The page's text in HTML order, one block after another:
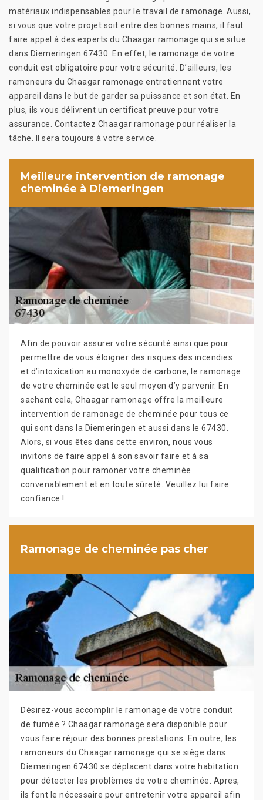
matériaux indispensables pour le travail de ramonage. Aussi,
si vous que votre projet soit entre des bonnes mains, il faut
faire appel à des experts du Chaagar ramonage qui se situe
dans Diemeringen 67430. En effet, le ramonage de votre
conduit est obligatoire pour votre sécurité. D’ailleurs, les
ramoneurs du Chaagar ramonage entretiennent votre
appareil dans le but de garder sa puissance et son état. En
plus, ils vous délivrent un certificat preuve pour votre
assurance. Contactez Chaagar ramonage pour réaliser la
tâche. Il sera toujours à votre service.
Meilleure intervention de ramonage
cheminée à Diemeringen
Afin de pouvoir assurer votre sécurité ainsi que pour
permettre de vous éloigner des risques des incendies
et d’intoxication au monoxyde de carbone, le ramonage
de votre cheminée est le seul moyen d’y parvenir. En
sachant cela, Chaagar ramonage offre la meilleure
intervention de ramonage de cheminée pour tous ce
qui sont dans la Diemeringen et aussi dans le 67430.
Alors, si vous êtes dans cette environ, nous vous
invitons de faire appel à son savoir faire et à sa
qualification pour ramoner votre cheminée
convenablement et en toute sûreté. Veuillez lui faire
confiance !
Ramonage de cheminée pas cher
Désirez-vous accomplir le ramonage de votre conduit
de fumée ? Chaagar ramonage sera disponible pour
vous faire réjouir des bonnes prestations. En outre, les
ramoneurs du Chaagar ramonage qui se siège dans
Diemeringen 67430 se déplacent dans votre habitation
pour détecter les problèmes de votre cheminée. Apres,
ils font le nécessaire pour entretenir votre appareil afin